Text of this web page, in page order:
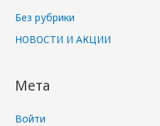
Без рубрики
НОВОСТИ И АКЦИИ
Мета
Войти